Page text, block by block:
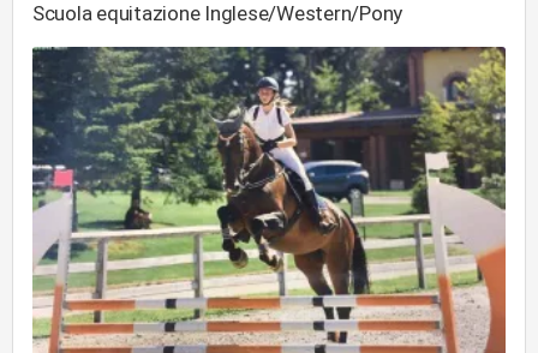
Scuola equitazione Inglese/Western/Pony